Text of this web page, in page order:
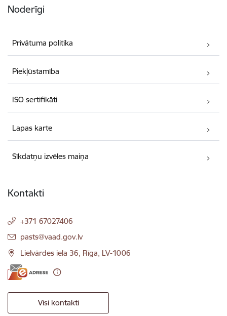
Noderīgi
Privātuma politika
Piekļūstamība
ISO sertifikāti
Lapas karte
Sīkdatņu izvēles maiņa
Kontakti
+371 67027406
E-pasts:
pasts@vaad.gov.lv
Lielvārdes iela 36, Rīga, LV-1006
Visi kontakti